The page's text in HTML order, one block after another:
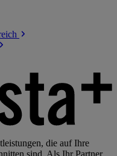
die auf Ihre
sind. Als Ihr Partner